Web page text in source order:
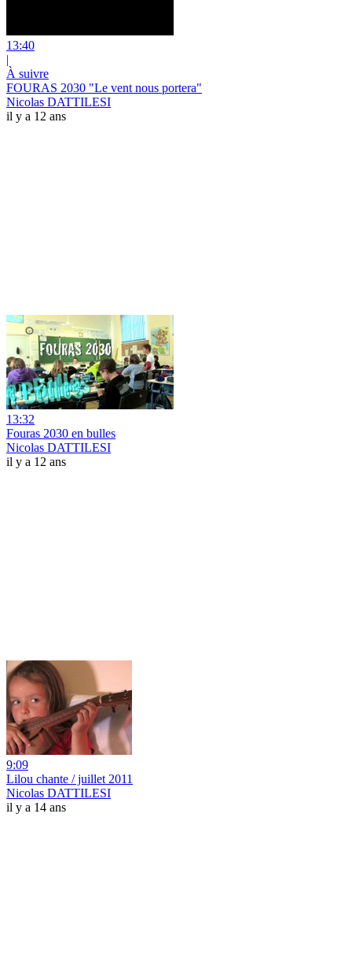
13:40
|
À suivre
FOURAS 2030 "Le vent nous portera"
Nicolas DATTILESI
il y a 12 ans
13:32
Fouras 2030 en bulles
Nicolas DATTILESI
il y a 12 ans
9:09
Lilou chante / juillet 2011
Nicolas DATTILESI
il y a 14 ans